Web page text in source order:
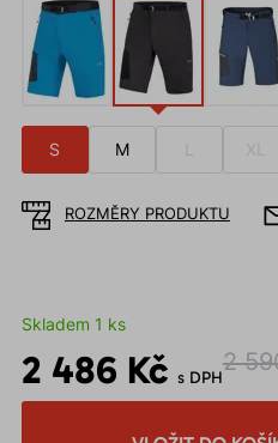
S M XL
ROZMĚRY PRODUKTU
Skladem 1 ks
2 486 Kč s DPH
2